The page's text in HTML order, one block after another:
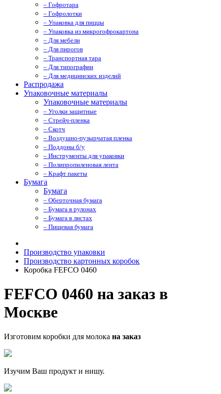
– Гофротара
– Гофролотки
– Упаковка для пиццы
– Упаковка из микрогофрокартона
– Для мебели
– Для пирогов
– Транспортная тара
– Для типографии
– Для медицинских изделий
Распродажа
Упаковочные материалы
Упаковочные материалы
– Уголки защитные
– Стрейч-пленка
– Скотч
– Воздушно-пузырчатая пленка
– Поддоны б/у
– Инструменты для упаковки
– Полипропиленовая лента
– Крафт пакеты
Бумага
Бумага
– Оберточная бумага
– Бумага в рулонах
– Бумага в листах
– Пищевая бумага
Производство упаковки
Производство картонных коробок
Коробка FEFCO 0460
FEFCO 0460 на заказ в
Москве
Изготовим коробки для молока на заказ
Изучим Ваш продукт и нишу.